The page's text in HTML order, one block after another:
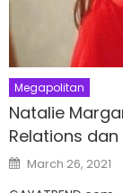
Megapolitan
Natalie
Relations
Posted
on
March 26, 2021